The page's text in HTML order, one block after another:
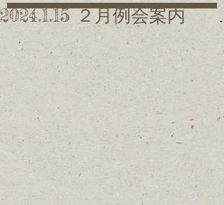
2024.1.15 ２月例会案内